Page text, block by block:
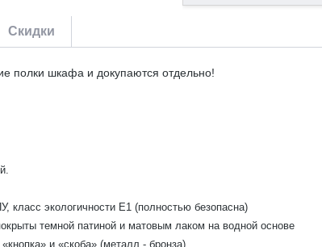
Скидки
полки шкафа и докупаются отдельно!
класс экологичности Е1 (полностью безопасна)
темной патиной и матовым лаком на водной основе
и «скоба» (металл - бронза)